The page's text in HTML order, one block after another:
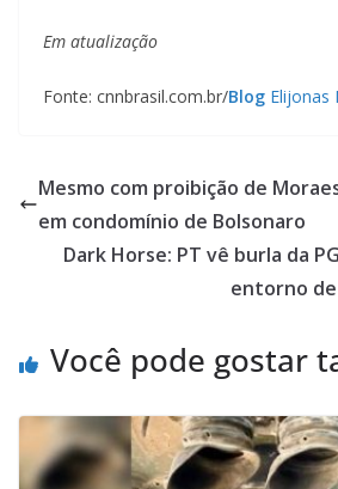
Em atualização
Fonte: cnnbrasil.com.br/Blog Elijonas
Mesmo com proibição de
em condomínio de Bolsonaro
Dark Horse: PT vê burla da
entorno de
Você pode gostar